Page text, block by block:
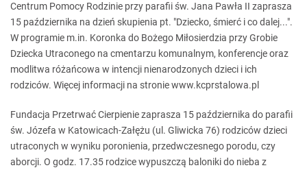
Centrum Pomocy Rodzinie przy parafii św. Jana Pawła II zaprasza
15 października na dzień skupienia pt. "Dziecko, śmierć i co dalej...".
W programie m.in. Koronka do Bożego Miłosierdzia przy Grobie
Dziecka Utraconego na cmentarzu komunalnym, konferencje oraz
modlitwa różańcowa w intencji nienarodzonych dzieci i ich
rodziców. Więcej informacji na stronie www.kcprstalowa.pl
Fundacja Przetrwać Cierpienie zaprasza 15 października do parafii
św. Józefa w Katowicach-Załężu (ul. Gliwicka 76) rodziców dzieci
utraconych w wyniku poronienia, przedwczesnego porodu, czy
aborcji. O godz. 17.35 rodzice wypuszczą baloniki do nieba z